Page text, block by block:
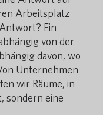
Arbeitsplatz
Ein
von der
davon, wo
Unternehmen
wir Räume, in
sondern eine